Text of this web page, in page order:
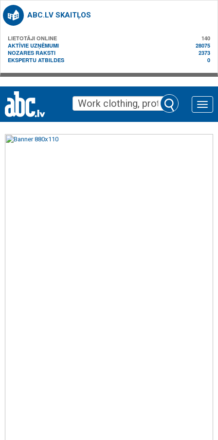
ABC.LV SKAITĻOS
LIETOTĀJI ONLINE
140
AKTĪVIE UZŅĒMUMI
28075
NOZARES RAKSTI
2373
EKSPERTU ATBILDES
0
Toggle